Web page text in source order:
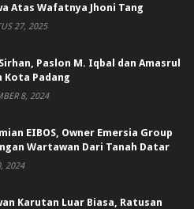
Atas Wafatnya Jhoni Tang
27, 2025
Paslon M. Iqbal dan Amasrul
Kota Padang
8, 2024
EIBOS, Owner Emersia Group
Wartawan Dari Tanah Datar
2024
Karutan Luar Biasa, Ratusan